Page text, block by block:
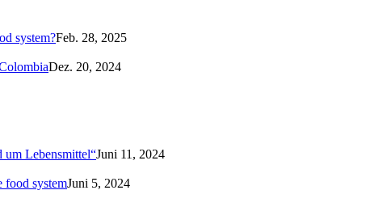
system?Feb. 28, 2025
Dez. 20, 2024
um Lebensmittel“Juni 11, 2024
food systemJuni 5, 2024